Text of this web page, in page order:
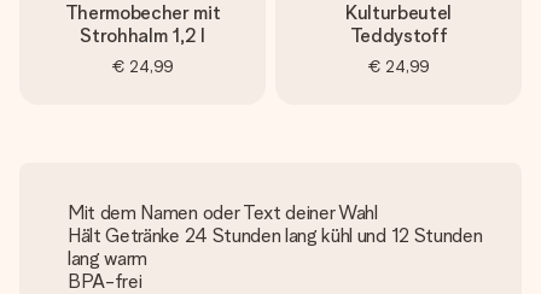
Thermobecher mit
Strohhalm 1,2 l
€ 24,99
Kulturbeutel
Teddystoff
€ 24,99
Mit dem Namen oder Text deiner Wahl
Hält Getränke 24 Stunden lang kühl und 12 Stunden
lang warm
BPA-frei